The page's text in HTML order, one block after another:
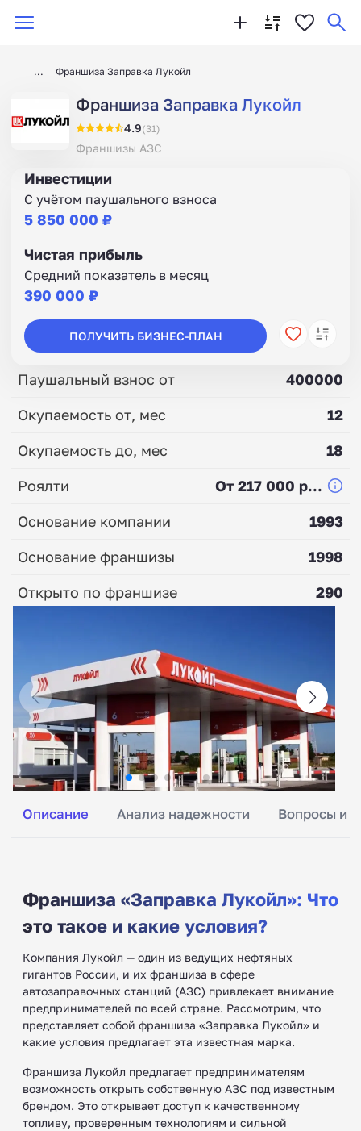
Франшиза Заправка Лукойл
Франшиза Заправка Лукойл
4.9(31)
Франшизы АЗС
Описание Анализ надежности Вопросы и
Франшиза «Заправка Лукойл»: Что
это такое и какие условия?
Компания Лукойл — один из ведущих нефтяных
гигантов России, и их франшиза в сфере
автозаправочных станций (АЗС) привлекает внимание
предпринимателей по всей стране. Рассмотрим, что
представляет собой франшиза «Заправка Лукойл» и
какие условия предлагает эта известная марка.
Франшиза Лукойл предлагает предпринимателям
возможность открыть собственную АЗС под известным
брендом. Это открывает доступ к качественному
топливу, проверенным технологиям и сильной
Инвестиции
С учётом паушального взноса
5 850 000 ₽
Чистая прибыль
Средний показатель в месяц
390 000 ₽
ПОЛУЧИТЬ БИЗНЕС-ПЛАН
Паушальный взнос от
400000
Окупаемость от, мес
12
Окупаемость до, мес
18
Роялти
От 217 000 р...
Основание компании
1993
Основание франшизы
1998
Открыто по франшизе
290